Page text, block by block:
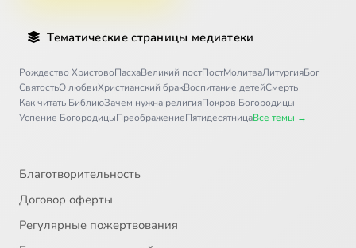
Тематические страницы медиатеки
Рождество ХристовоПасхаВеликий постПостМолитваЛитургияБог
СвятостьО любвиХристианский бракВоспитание детейСмерть
Как читать БиблиюЗачем нужна религияПокров Богородицы
Успение БогородицыПреображениеПятидесятницаВсе темы →
Благотворительность
Договор оферты
Регулярные пожертвования